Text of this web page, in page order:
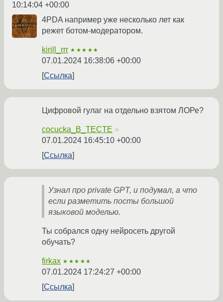
10:14:04 +00:00
4PDA например уже несколько лет как
режет ботом-модератором.
kirill_rrr ★★★★★
07.01.2024 16:38:06 +00:00
Ссылка
Цифровой гулаг на отдельно взятом ЛОРе?
cocucka_B_TECTE ☆
07.01.2024 16:45:10 +00:00
Ссылка
Узнал про private GPT, и подумал, а что
если разметить посты большой
языковой моделью.
Ты собрался одну нейросеть другой
обучать?
firkax ★★★★★
07.01.2024 17:24:27 +00:00
Ссылка